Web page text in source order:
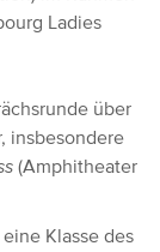
Ladies
über
insbesondere
(Amphitheater
Klasse des